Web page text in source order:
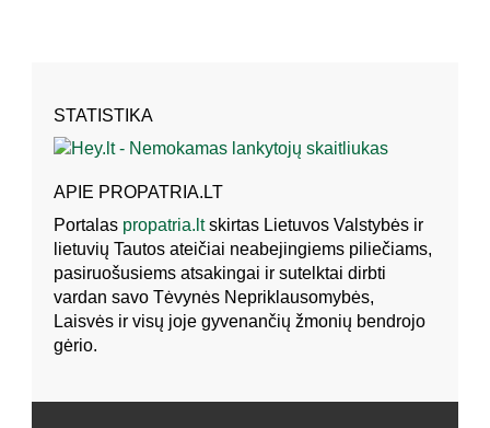
STATISTIKA
APIE PROPATRIA.LT
Portalas propatria.ltskirtas Lietuvos Valstybės ir
lietuvių Tautos ateičiai neabejingiems piliečiams,
pasiruošusiems atsakingai ir sutelktai dirbti
vardan savo Tėvynės Nepriklausomybės,
Laisvės ir visų joje gyvenančių žmonių bendrojo
gėrio.